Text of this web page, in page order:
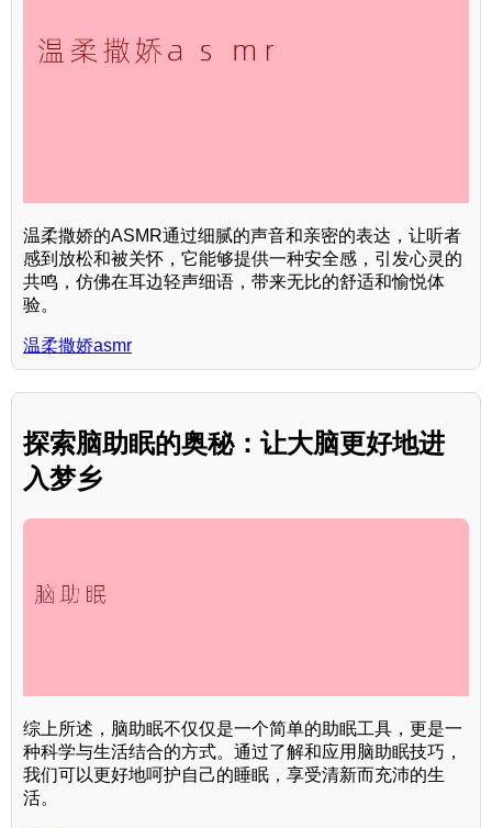
温柔撒娇的ASMR通过细腻的声音和亲密的表达，让听者
感到放松和被关怀，它能够提供一种安全感，引发心灵的
共鸣，仿佛在耳边轻声细语，带来无比的舒适和愉悦体
验。
温柔撒娇asmr
探索脑助眠的奥秘：让大脑更好地进
入梦乡
综上所述，脑助眠不仅仅是一个简单的助眠工具，更是一
种科学与生活结合的方式。通过了解和应用脑助眠技巧，
我们可以更好地呵护自己的睡眠，享受清新而充沛的生
活。